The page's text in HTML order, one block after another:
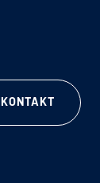
KONTAKT